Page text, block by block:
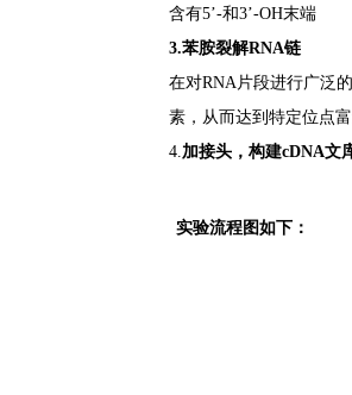
含有5’-和3’-OH末端
3.苯胺裂解RNA链
在对RNA片段进行广泛
素，从而达到特定位点富
4.加接头，构建cDNA文
实验流程图如下：